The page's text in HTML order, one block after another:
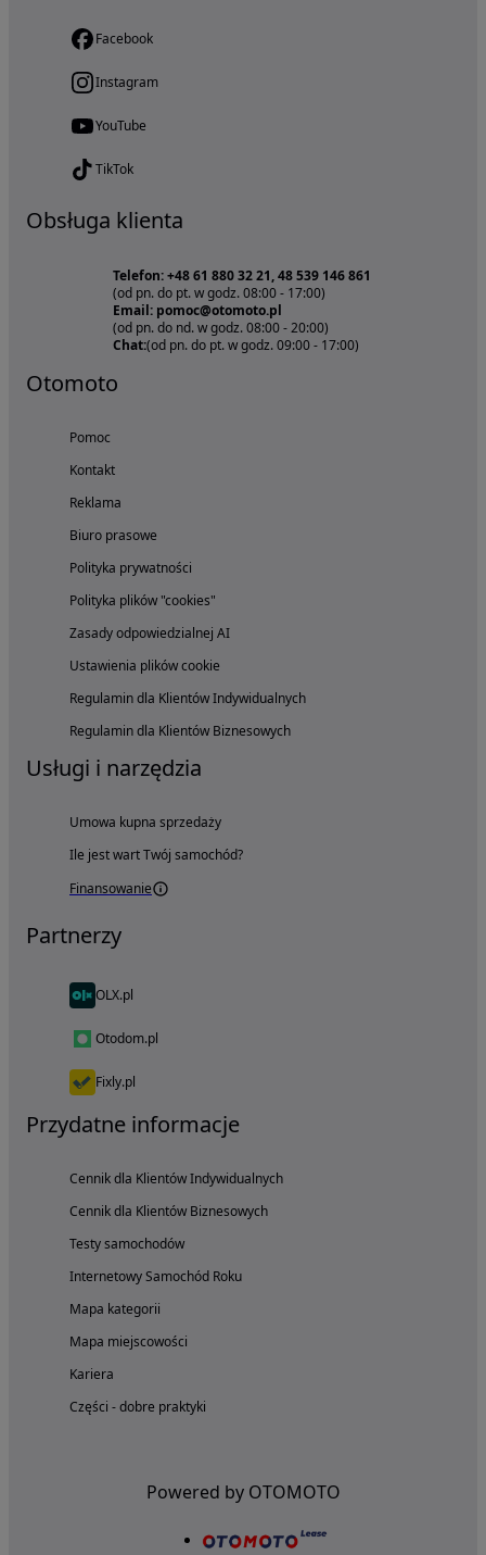
Facebook
Instagram
YouTube
TikTok
Obsługa klienta
Telefon: +48 61 880 32 21, 48 539 146 861
(od pn. do pt. w godz. 08:00 - 17:00)
Email: pomoc@otomoto.pl
(od pn. do nd. w godz. 08:00 - 20:00)
Chat:(od pn. do pt. w godz. 09:00 - 17:00)
Otomoto
Pomoc
Kontakt
Reklama
Biuro prasowe
Polityka prywatności
Polityka plików "cookies"
Zasady odpowiedzialnej AI
Ustawienia plików cookie
Regulamin dla Klientów Indywidualnych
Regulamin dla Klientów Biznesowych
Usługi i narzędzia
Umowa kupna sprzedaży
Ile jest wart Twój samochód?
Finansowanie
Partnerzy
OLX.pl
Otodom.pl
Fixly.pl
Przydatne informacje
Cennik dla Klientów Indywidualnych
Cennik dla Klientów Biznesowych
Testy samochodów
Internetowy Samochód Roku
Mapa kategorii
Mapa miejscowości
Kariera
Części - dobre praktyki
Powered by OTOMOTO